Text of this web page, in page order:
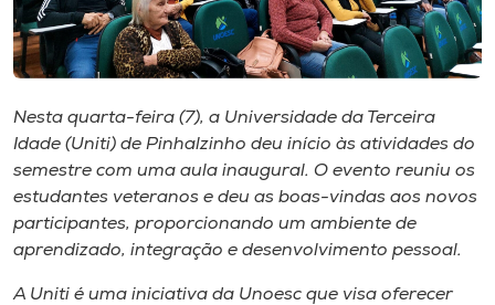
Biblioteca
Rádio
Museu
Unoesc
Nesta quarta-feira (7), a Universidade da Terceira
Idade (Uniti) de Pinhalzinho deu início às atividades do
semestre com uma aula inaugural. O evento reuniu os
estudantes veteranos e deu as boas-vindas aos novos
participantes, proporcionando um ambiente de
aprendizado, integração e desenvolvimento pessoal.
A Uniti é uma iniciativa da Unoesc que visa oferecer